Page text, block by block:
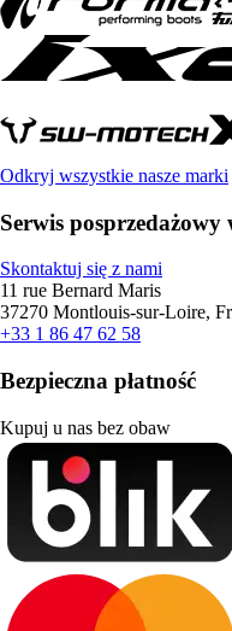
Odkryj wszystkie nasze marki
Serwis posprzedażowy
Skontaktuj się z nami
11 rue Bernard Maris
37270 Montlouis-sur-Loire,
+33 1 86 47 62 58
Bezpieczna płatność
Kupuj u nas bez obaw